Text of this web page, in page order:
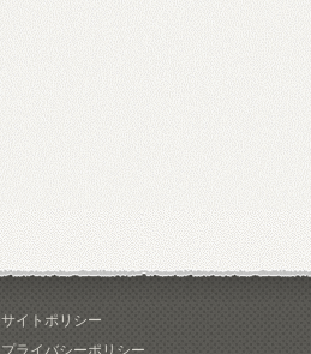
サイトポリシー
プライバシーポリシー